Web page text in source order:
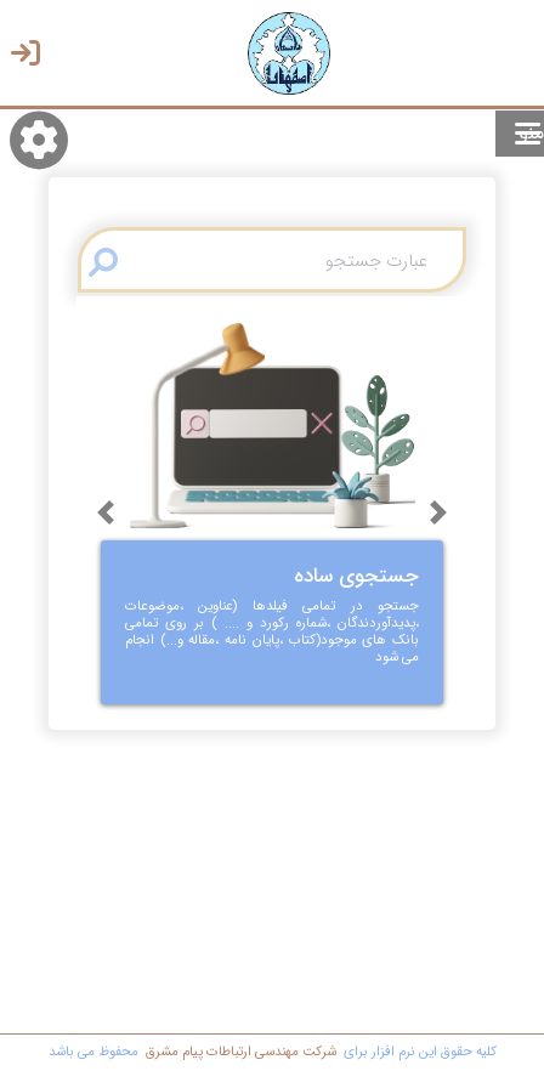
منو
انتخاب زبان
جستجوی ساده
جستجو در تمامی فیلدها (عناوین ،موضوعات
،پدیدآوردندگان ،شماره رکورد و .... ) بر روی تمامی
بانک های موجود(کتاب ،پایان نامه ،مقاله و...) انجام
می شود
Previous Next
کليه حقوق اين نرم افزار برای شرکت مهندسي ارتباطات پیام مشرق محفوظ مي باشد